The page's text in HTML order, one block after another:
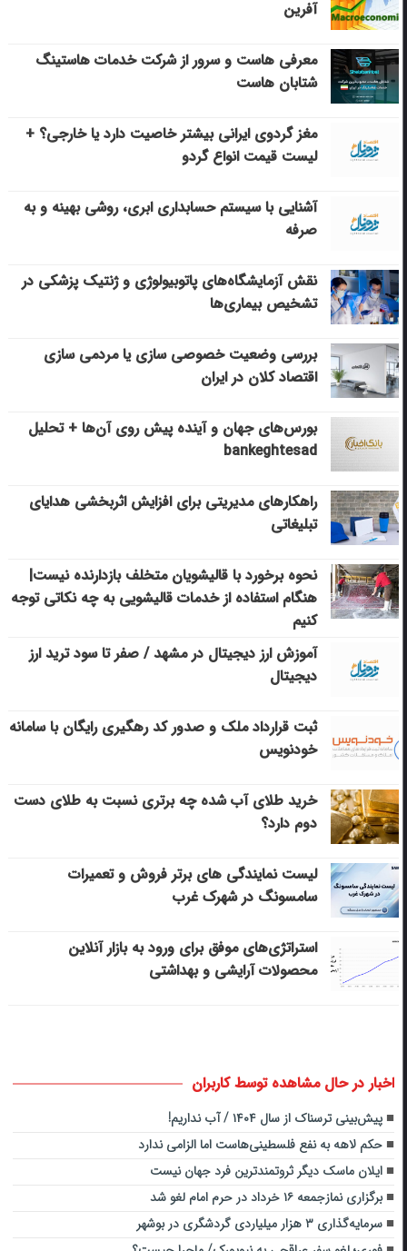
آفرین
معرفی هاست و سرور از شرکت خدمات هاستینگ
شتابان هاست
مغز گردوی ایرانی بیشتر خاصیت دارد یا خارجی؟ +
لیست قیمت انواع گردو
آشنایی با سیستم حسابداری ابری، روشی بهینه و به
صرفه
نقش آزمایشگاه‌های پاتوبیولوژی و ژنتیک پزشکی در
تشخیص بیماری‌ها
بررسی وضعیت خصوصی سازی یا مردمی سازی
اقتصاد کلان در ایران
بورس‌های جهان و آینده پیش روی آن‌ها + تحلیل
bankeghtesad
راهکارهای مدیریتی برای افزایش اثربخشی هدایای
تبلیغاتی
نحوه برخورد با قالیشویان متخلف بازدارنده نیست|
هنگام استفاده از خدمات قالیشویی به چه نکاتی توجه
کنیم
آموزش ارز دیجیتال در مشهد / صفر تا سود ترید ارز
دیجیتال
ثبت قرارداد ملک و صدور کد رهگیری رایگان با سامانه
خودنویس
خرید طلای آب شده چه برتری نسبت به طلای دست
دوم دارد؟
لیست نمایندگی های برتر فروش و تعمیرات
سامسونگ در شهرک غرب
استراتژی‌های موفق برای ورود به بازار آنلاین
محصولات آرایشی و بهداشتی
اخبار در حال مشاهده توسط کاربران
پیش‌بینی ترسناک از سال ۱۴۰۴ / آب نداریم!
حکم لاهه به نفع فلسطینی‌هاست اما الزامی ندارد
ایلان ماسک دیگر ثروتمندترین فرد جهان نیست
برگزاری نمازجمعه ۱۶ خرداد در حرم امام لغو شد
سرمایه‌گذاری ۳ هزار میلیاردی گردشگری در بوشهر